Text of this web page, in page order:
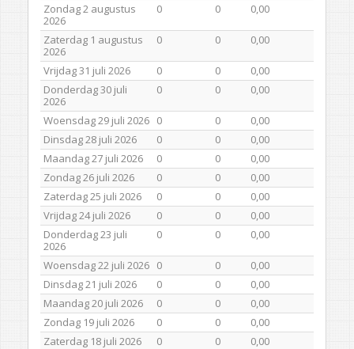
Zondag 2 augustus
2026
0 0 0,00
Zaterdag 1 augustus
2026
0 0 0,00
Vrijdag 31 juli 2026 0 0
0,00
Donderdag 30 juli
2026
0 0 0,00
Woensdag 29 juli 2026 0 0
0,00
Dinsdag 28 juli 2026
0 0
0,00
Maandag 27 juli 2026
0 0
0,00
Zondag 26 juli 2026
0 0
0,00
Zaterdag 25 juli 2026
0 0
0,00
Vrijdag 24 juli 2026
0 0
0,00
Donderdag 23 juli
2026
0 0 0,00
Woensdag 22 juli 2026 0 0
0,00
Dinsdag 21 juli 2026
0 0
0,00
Maandag 20 juli 2026
0 0
0,00
Zondag 19 juli 2026
0 0
0,00
Zaterdag 18 juli 2026
0 0
0,00